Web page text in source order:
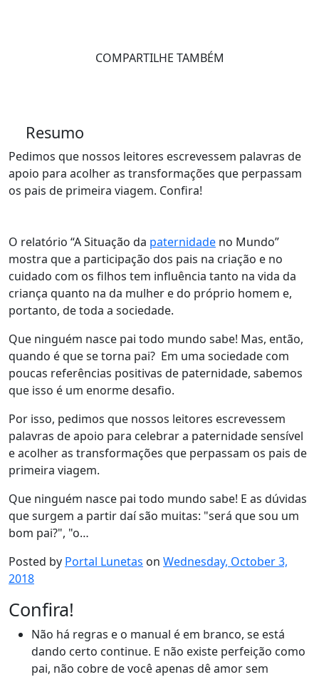
COMPARTILHE TAMBÉM
Resumo
Pedimos que nossos leitores escrevessem palavras de
apoio para acolher as transformações que perpassam
os pais de primeira viagem. Confira!
O relatório “A Situação da paternidade no Mundo”
mostra que a participação dos pais na criação e no
cuidado com os filhos tem influência tanto na vida da
criança quanto na da mulher e do próprio homem e,
portanto, de toda a sociedade.
Que ninguém nasce pai todo mundo sabe! Mas, então,
quando é que se torna pai? Em uma sociedade com
poucas referências positivas de paternidade, sabemos
que isso é um enorme desafio.
Por isso, pedimos que nossos leitores escrevessem
palavras de apoio para celebrar a paternidade sensível
e acolher as transformações que perpassam os pais de
primeira viagem.
Que ninguém nasce pai todo mundo sabe! E as dúvidas
que surgem a partir daí são muitas: "será que sou um
bom pai?", "o…
Posted by Portal Lunetas on Wednesday, October 3,
2018
Confira!
Não há regras e o manual é em branco, se está
dando certo continue. E não existe perfeição como
pai, não cobre de você apenas dê amor sem